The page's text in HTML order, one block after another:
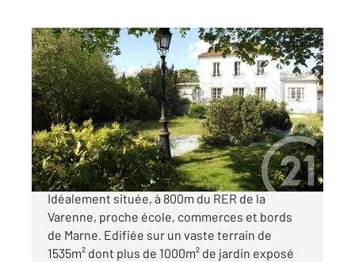
LA VARENNE ST HILAIRE 94
157 m2, 8 pièces
Ref : 1349
Maison à vendre
1 595 000 €
La campagne à la ville, au calme absolu !
Idéalement située, à 800m du RER de la
Varenne, proche école, commerces et bords
de Marne. Edifiée sur un vaste terrain de
1535m² dont plus de 1000m² de jardin exposé